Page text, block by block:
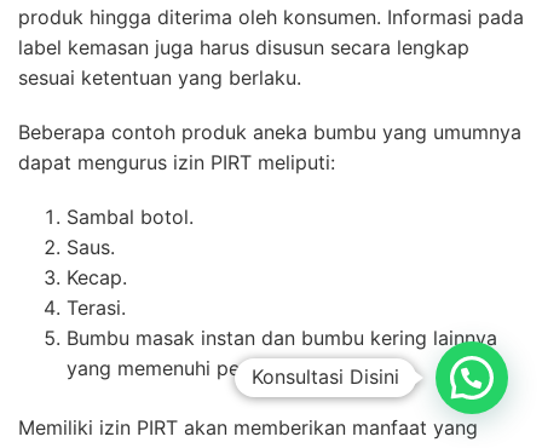
produk hingga diterima oleh konsumen. Informasi pada
label kemasan juga harus disusun secara lengkap
sesuai ketentuan yang berlaku.
Beberapa contoh produk aneka bumbu yang umumnya
dapat mengurus izin PIRT meliputi:
Sambal botol.
Saus.
Kecap.
Terasi.
Bumbu masak instan dan bumbu kering lainnya
yang memenuhi persyaratan PIRT.
Memiliki izin PIRT akan memberikan manfaat yang
Konsultasi Disini